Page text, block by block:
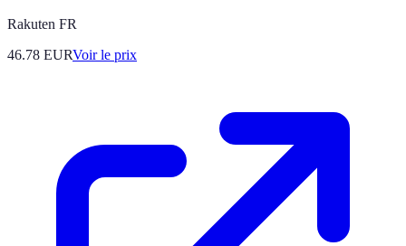
Rakuten FR
46.78 EURVoir le prix